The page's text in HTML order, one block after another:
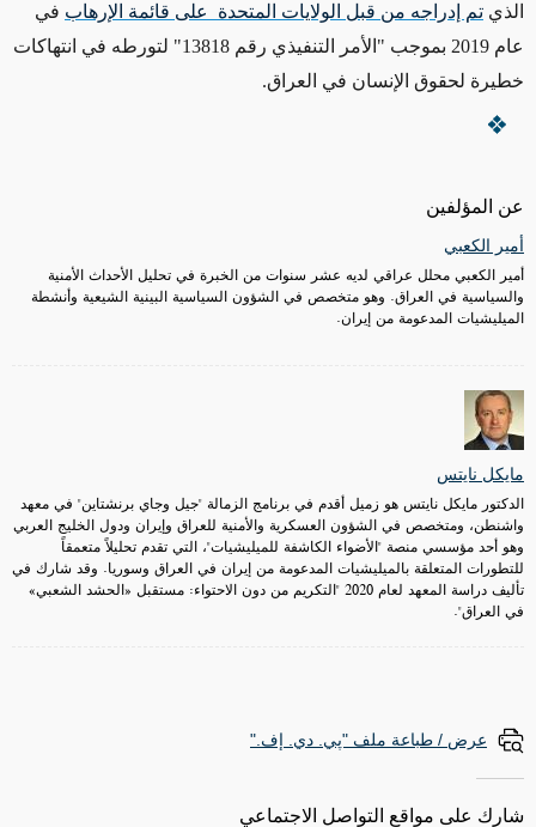
عن المؤلفين
أمير الكعبي
أمير الكعبي محلل عراقي لديه عشر سنوات من الخبرة في تحليل الأحداث الأمنية
والسياسية في العراق. وهو متخصص في الشؤون السياسية البينية الشيعية وأنشطة
الميليشيات المدعومة من إيران.
مايكل نايتس
الدكتور مايكل نايتس هو زميل أقدم في برنامج الزمالة "جيل وجاي برنشتاين" في معهد
واشنطن، ومتخصص في الشؤون العسكرية والأمنية للعراق وإيران ودول الخليج العربي
وهو أحد مؤسسي منصة "الأضواء الكاشفة للميليشيات"، التي تقدم تحليلاً متعمقاً
للتطورات المتعلقة بالميليشيات المدعومة من إيران في العراق وسوريا. وقد شارك في
تأليف دراسة المعهد لعام 2020 "التكريم من دون الاحتواء: مستقبل «الحشد الشعبي»
في العراق".
الذي تم إدراجه من قبل الولايات المتحدة على قائمة الإرهاب في
عام 2019 بموجب "الأمر التنفيذي رقم 13818" لتورطه في انتهاكات
خطيرة لحقوق الإنسان في العراق.
عرض / طباعة ملف "پي. دي. إف."
شارك على مواقع التواصل الاجتماعي